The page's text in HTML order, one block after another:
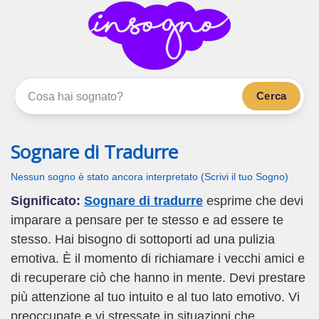
inSogno.com
I sogni significano di più
Cerca
Sognare di Tradurre
Nessun sogno è stato ancora interpretato (Scrivi il tuo Sogno)
Significato: Sognare di tradurre esprime che devi
imparare a pensare per te stesso e ad essere te
stesso. Hai bisogno di sottoporti ad una pulizia
emotiva. È il momento di richiamare i vecchi amici e
di recuperare ciò che hanno in mente. Devi prestare
più attenzione al tuo intuito e al tuo lato emotivo. Vi
preoccupate e vi stressate in situazioni che